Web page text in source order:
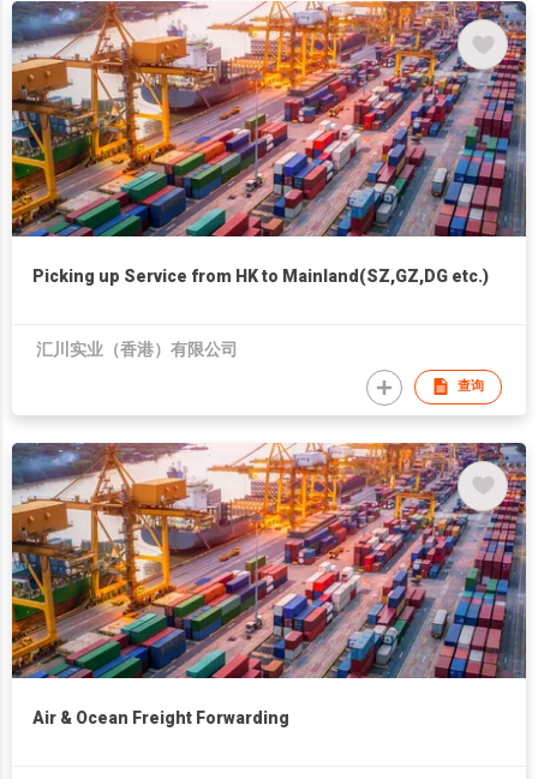
Picking up Service from HK to Mainland(SZ,GZ,DG etc.)
汇川实业（香港）有限公司
查询
Air & Ocean Freight Forwarding